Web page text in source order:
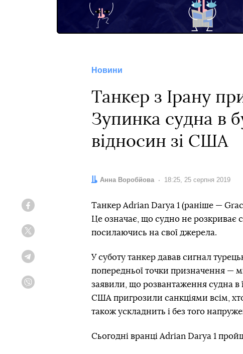
Новини
Танкер з Ірану
Зупинка судна в
відносин зі США
Автор:
Анна Воробйова Дата:
18:25, 25 серпня 2019
Танкер Adrian Darya 1 (раніше —
Це означає, що судно не розкриває
посилаючись на свої джерела.
У суботу танкер давав сигнал
попередньої точки призначення —
заявили, що розвантаження судна в
США пригрозили санкціями всім,
також ускладнить і без того
Сьогодні вранці Adrian Darya 1